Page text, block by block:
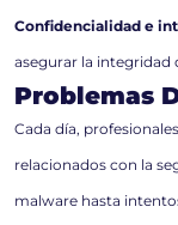
Confidencialidad e
asegurar la integridad
Problemas
Cada día,
relacionados con la
malware hasta